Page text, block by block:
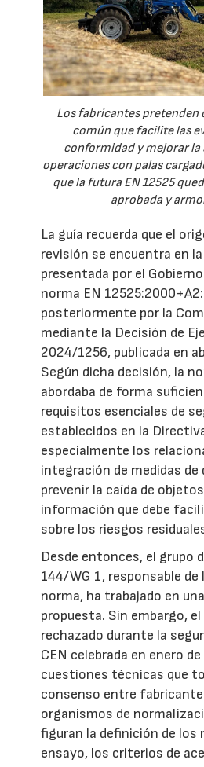
Los fabricantes pretenden
común que facilite las
conformidad y mejorar la
operaciones con palas
que la futura EN 12525
aprobada y
La guía recuerda que el
revisión se encuentra en
presentada por el
norma EN
posteriormente por la
mediante la Decisión de
2024/1256, publicada en
Según dicha decisión, la
abordaba de forma
requisitos esenciales de
establecidos en la
especialmente los
integración de medidas de
prevenir la caída de
información que debe
sobre los riesgos
Desde entonces, el grupo
144/WG 1, responsable de
norma, ha trabajado en
propuesta. Sin embargo,
rechazado durante la
CEN celebrada en enero
cuestiones técnicas que
consenso entre
organismos de
figuran la definición de los
ensayo, los criterios de